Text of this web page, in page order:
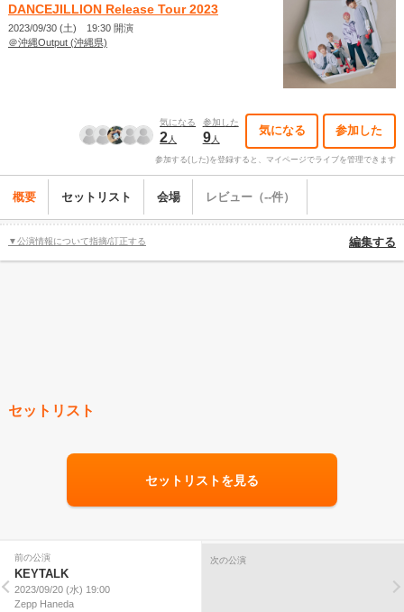
DANCEJILLION Release Tour 2023
2023/09/30 (土) 19:30 開演
＠沖縄Output (沖縄県)
気になる
2人
参加した
9人
気になる 参加した
参加する(した)を登録すると、マイページでライブを管理できます
概要 セットリスト 会場 レビュー（--件）
▼公演情報について指摘/訂正する 編集する
セットリスト
セットリストを見る
前の公演
KEYTALK
2023/09/20 (水) 19:00
Zepp Haneda
次の公演